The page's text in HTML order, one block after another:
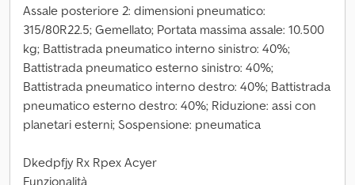
Assale posteriore 2: dimensioni pneumatico:
315/80R22.5; Gemellato; Portata massima assale: 10.500
kg; Battistrada pneumatico interno sinistro: 40%;
Battistrada pneumatico esterno sinistro: 40%;
Battistrada pneumatico interno destro: 40%; Battistrada
pneumatico esterno destro: 40%; Riduzione: assi con
planetari esterni; Sospensione: pneumatica
Dkedpfjy Rx Rpex Acyer
Funzionalità